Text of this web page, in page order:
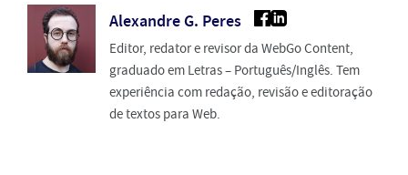
Alexandre G. Peres
Editor, redator e revisor da WebGo Content,
graduado em Letras – Português/Inglês. Tem
experiência com redação, revisão e editoração
de textos para Web.